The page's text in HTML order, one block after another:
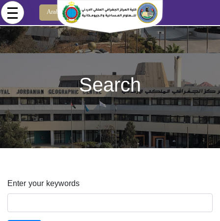
Skip to main content
Arabic
Search
Enter your keywords